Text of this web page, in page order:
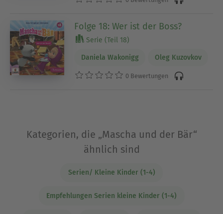
Folge 18: Wer ist der Boss?
Serie (Teil 18)
Daniela Wakonigg Oleg Kuzovkov
0 Bewertungen
Kategorien, die „Mascha und der Bär“
ähnlich sind
Serien/ Kleine Kinder (1-4)
Empfehlungen Serien kleine Kinder (1-4)